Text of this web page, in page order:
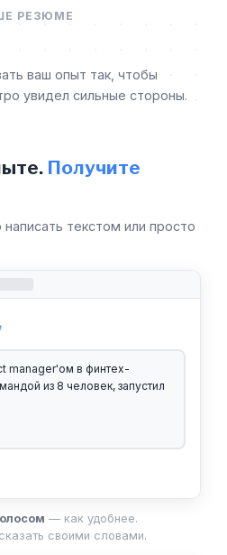
РЕЗЮМЕ
ваш опыт так, чтобы
увидел сильные стороны.
Получите
текстом или просто
manager'ом в финтех-
из 8 человек, запустил
— как удобнее.
своими словами.